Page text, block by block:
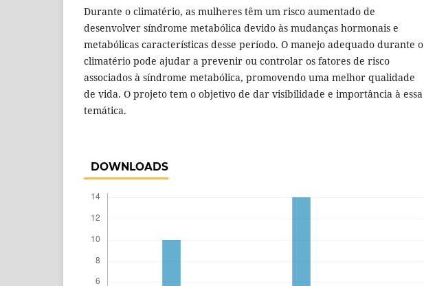
Durante o climatério, as mulheres têm um risco aumentado de
desenvolver síndrome metabólica devido às mudanças hormonais e
metabólicas características desse período. O manejo adequado durante o
climatério pode ajudar a prevenir ou controlar os fatores de risco
associados à síndrome metabólica, promovendo uma melhor qualidade
de vida. O projeto tem o objetivo de dar visibilidade e importância à essa
temática.
DOWNLOADS